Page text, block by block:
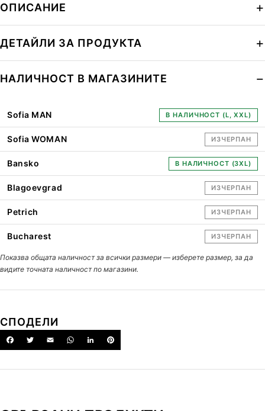
ОПИСАНИЕ
ДЕТАЙЛИ ЗА ПРОДУКТА
НАЛИЧНОСТ В МАГАЗИНИТЕ
Sofia MAN В НАЛИЧНОСТ (L, XXL)
Sofia WOMAN ИЗЧЕРПАН
Bansko В НАЛИЧНОСТ (3XL)
Blagoevgrad ИЗЧЕРПАН
Petrich ИЗЧЕРПАН
Bucharest ИЗЧЕРПАН
Показва общата наличност за всички размери — изберете размер, за да
видите точната наличност по магазини.
СПОДЕЛИ